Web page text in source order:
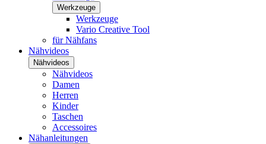
Werkzeuge
Werkzeuge
Vario Creative Tool
für Nähfans
Nähvideos
Nähvideos
Nähvideos
Damen
Herren
Kinder
Taschen
Accessoires
Nähanleitungen